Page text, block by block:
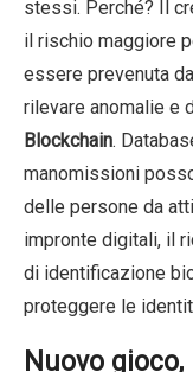
stessi. Perché? Il
il rischio maggiore
essere prevenuta
rilevare anomalie e
Blockchain.
manomissioni
delle persone da
impronte digitali, il
di identificazione
proteggere le
Nuovo